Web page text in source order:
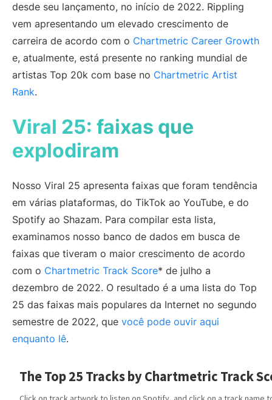
desde seu lançamento, no início de 2022. Rippling
vem apresentando um elevado crescimento de
carreira de acordo com o Chartmetric Career Growth
e, atualmente, está presente no ranking mundial de
artistas Top 20k com base no Chartmetric Artist
Rank.
Viral 25: faixas que
explodiram
Nosso Viral 25 apresenta faixas que foram tendência
em várias plataformas, do TikTok ao YouTube, e do
Spotify ao Shazam. Para compilar esta lista,
examinamos nosso banco de dados em busca de
faixas que tiveram o maior crescimento de acordo
com o Chartmetric Track Score* de julho a
dezembro de 2022. O resultado é a uma lista do Top
25 das faixas mais populares da Internet no segundo
semestre de 2022, que você pode ouvir aqui
enquanto lê.